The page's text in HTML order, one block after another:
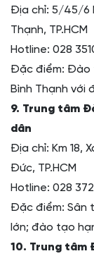
Địa chỉ: 5/45/6
Thạnh, TP.HCM
Hotline: 028
Đặc điểm: Đào
Bình Thạnh với
9. Trung tâm
dân
Địa chỉ: Km 18,
Đức, TP.HCM
Hotline: 028
Đặc điểm: Sân
lớn; đào tạo
10. Trung tâm